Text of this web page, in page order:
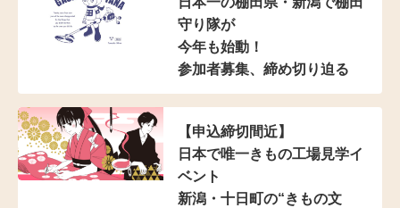
守り隊が
今年も始動！
参加者募集、締め切り迫る
【申込締切間近】
日本で唯一きもの工場見学イ
ベント
新潟・十日町の“きもの文